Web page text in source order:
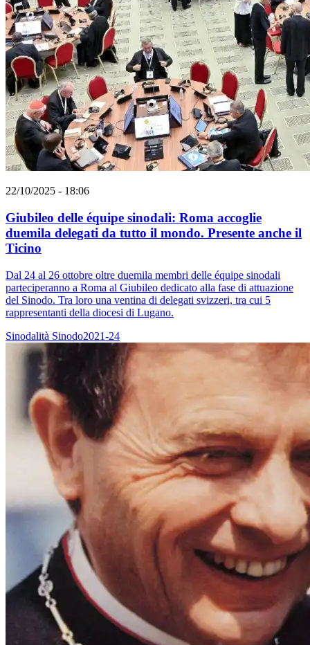
22/10/2025 - 18:06
Giubileo delle équipe sinodali: Roma accoglie
duemila delegati da tutto il mondo. Presente anche il
Ticino
Dal 24 al 26 ottobre oltre duemila membri delle équipe sinodali
parteciperanno a Roma al Giubileo dedicato alla fase di attuazione
del Sinodo. Tra loro una ventina di delegati svizzeri, tra cui 5
rappresentanti della diocesi di Lugano.
Sinodalità Sinodo2021-24